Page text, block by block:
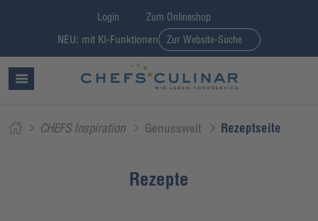
Login Zum Onlineshop
NEU: mit KI-Funktionen Zur Website-Suche
CHEFS Inspiration Genusswelt Rezeptseite
Rezepte